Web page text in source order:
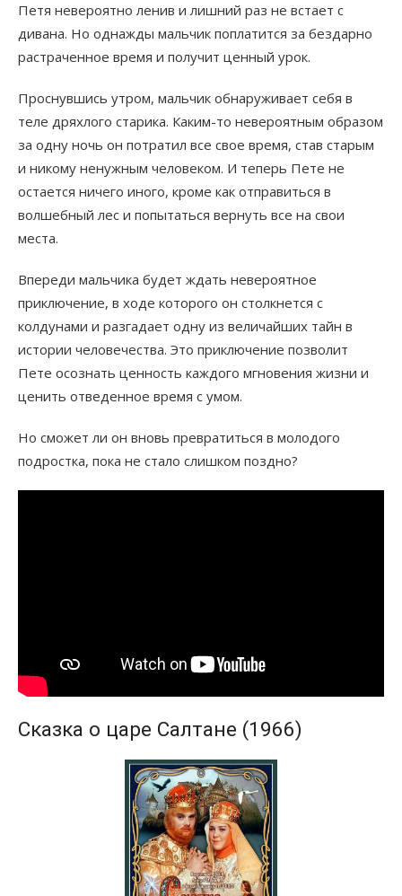
Петя невероятно ленив и лишний раз не встает с
дивана. Но однажды мальчик поплатится за бездарно
растраченное время и получит ценный урок.
Проснувшись утром, мальчик обнаруживает себя в
теле дряхлого старика. Каким-то невероятным образом
за одну ночь он потратил все свое время, став старым
и никому ненужным человеком. И теперь Пете не
остается ничего иного, кроме как отправиться в
волшебный лес и попытаться вернуть все на свои
места.
Впереди мальчика будет ждать невероятное
приключение, в ходе которого он столкнется с
колдунами и разгадает одну из величайших тайн в
истории человечества. Это приключение позволит
Пете осознать ценность каждого мгновения жизни и
ценить отведенное время с умом.
Но сможет ли он вновь превратиться в молодого
подростка, пока не стало слишком поздно?
Сказка о царе Салтане (1966)